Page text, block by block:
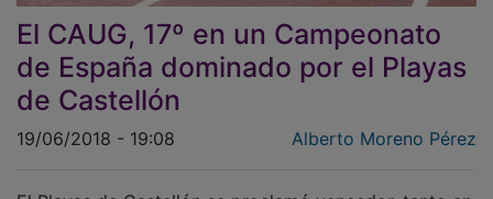
El CAUG, 17º en un Campeonato
de España dominado por el Playas
de Castellón